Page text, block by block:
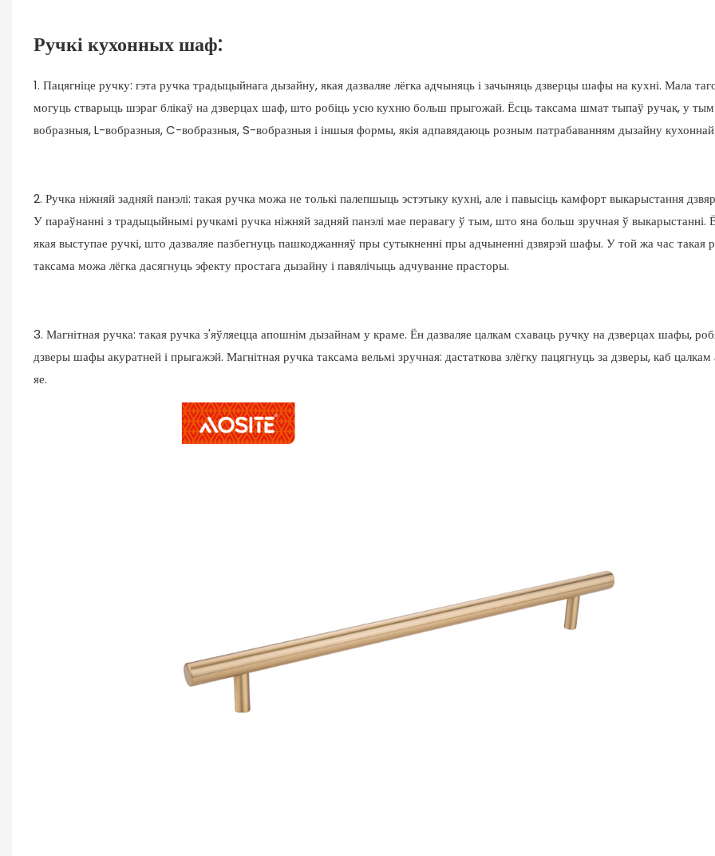
Ручкі кухонных шаф:
1. Пацягніце ручку: гэта ручка традыцыйнага дызайну, якая дазваляе лёгка адчыняць і зачыняць дзверцы шафы на кухні. Мала
могуць стварыць шэраг блікаў на дзверцах шаф, што робіць усю кухню больш прыгожай. Ёсць таксама шмат тыпаў ручак, у
вобразныя, L-вобразныя, C-вобразныя, S-вобразныя і іншыя формы, якія адпавядаюць розным патрабаванням дызайну кухоннай
2. Ручка ніжняй задняй панэлі: такая ручка можа не толькі палепшыць эстэтыку кухні, але і павысіць камфорт выкарыстання
У параўнанні з традыцыйнымі ручкамі ручка ніжняй задняй панэлі мае перавагу ў тым, што яна больш зручная ў выкарыстанні.
якая выступае ручкі, што дазваляе пазбегнуць пашкоджанняў пры сутыкненні пры адчыненні дзвярэй шафы. У той жа час такая
таксама можа лёгка дасягнуць эфекту простага дызайну і павялічыць адчуванне прасторы.
3. Магнітная ручка: такая ручка з'яўляецца апошнім дызайнам у краме. Ён дазваляе цалкам схаваць ручку на дзверцах шафы,
дзверы шафы акуратней і прыгажэй. Магнітная ручка таксама вельмі зручная: дастаткова злёгку пацягнуць за дзверы, каб
яе.